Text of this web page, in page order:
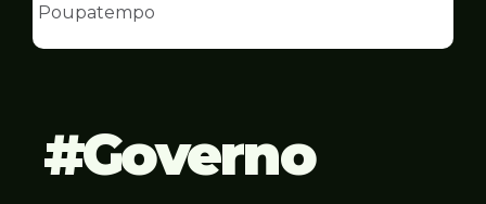
Finanças
Poupatempo
Governo